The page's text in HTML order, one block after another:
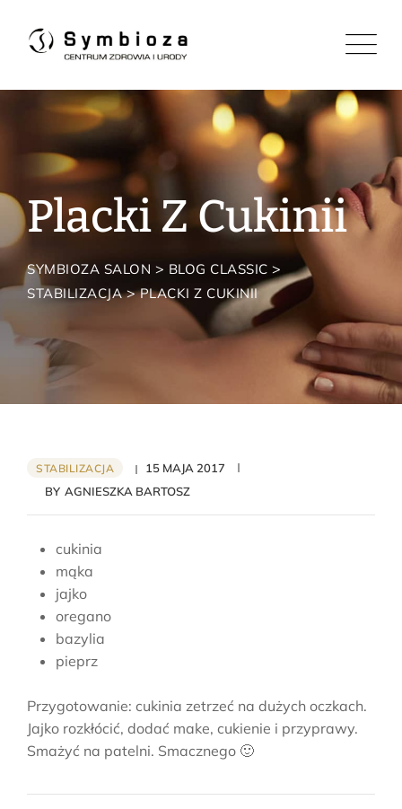
content
Placki Z Cukinii
SYMBIOZA SALON > BLOG CLASSIC >
STABILIZACJA>PLACKI Z CUKINII
STABILIZACJA
15 MAJA 2017
BY AGNIESZKA BARTOSZ
cukinia
mąka
jajko
oregano
bazylia
pieprz
Przygotowanie: cukinia zetrzeć na dużych oczkach.
Jajko rozkłócić, dodać make, cukienie i przyprawy.
Smażyć na patelni. Smacznego 🙂